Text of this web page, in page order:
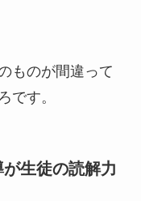
ものが間違って
です。
が生徒の読解力